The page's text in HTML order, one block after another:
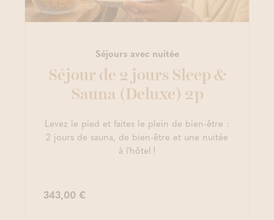
Séjours avec nuitée
Séjour de 2 jours Sleep &
Sauna (Deluxe) 2p
Levez le pied et faites le plein de bien-être :
2 jours de sauna, de bien-être et une nuitée
à l'hôtel !
343,00 €